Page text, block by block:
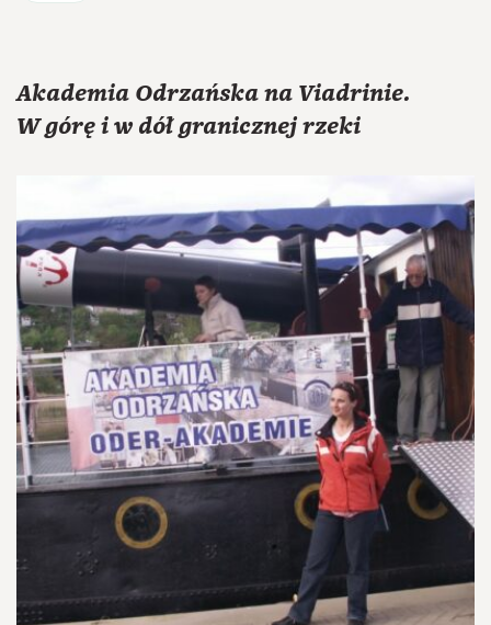
Akademia Odrzańska na Viadrinie.
W górę i w dół granicznej rzeki